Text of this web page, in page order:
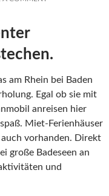
am Rhein bei Baden
Egal ob sie mit
anreisen hier
Miet-Ferienhäuser
vorhanden. Direkt
große Badeseen an
und